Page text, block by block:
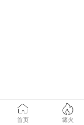

首页

篝火